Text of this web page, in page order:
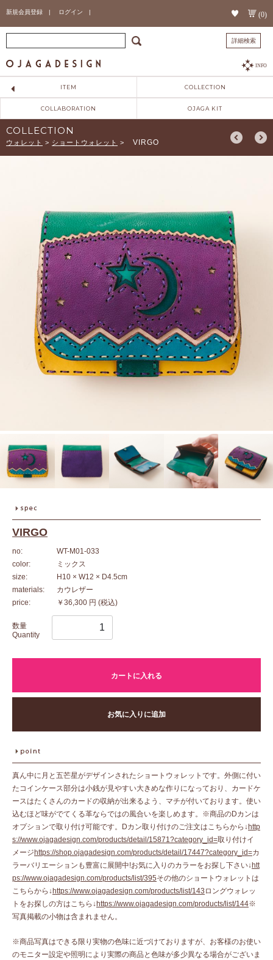
新規会員登録 | ログイン | (0)
詳細検索
INFO
ITEM COLLECTION
COLLABORATION OJAGA KIT
COLLECTION
ウォレット > ショートウォレット > VIRGO
VIRGO
no:
WT-M01-033
color:
ミックス
size:
H10 × W12 × D4.5cm
materials:
カウレザー
price:
￥36,300 円 (税込)
数量
Quantity
カートに入れる
お気に入りに追加
真ん中に月と五芒星がデザインされたショートウォレットです。外側に付い
たコインケース部分は小銭が見やすい大きめな作りになっており、カードケ
ースはたくさんのカードの収納が出来るよう、マチが付いております。使い
込むほど味がでてくる革ならではの風合いを楽しめます。※商品のDカンは
オプションで取り付け可能です。Dカン取り付けのご注文はこちらから↓ http
s://www.ojagadesign.com/products/detail/15871?category_id=取り付けイ
メージ https://shop.ojagadesign.com/products/detail/17447?category_id=カ
ラーバリエーションも豊富に展開中!お気に入りのカラーをお探し下さい↓ htt
ps://www.ojagadesign.com/products/list/395その他のショートウォレットは
こちらから↓ https://www.ojagadesign.com/products/list/143 ロングウォレッ
トをお探しの方はこちら↓ https://www.ojagadesign.com/products/list/144※
写真掲載の小物は含まれません。
※商品写真はできる限り実物の色味に近づけておりますが、お客様のお使い
のモニター設定や照明により実際の商品と色味が多少異なる場合がございま